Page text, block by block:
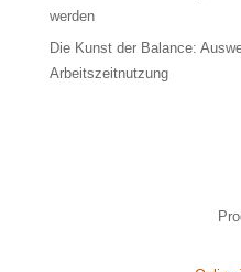
werden
Die Kunst der Balance:
Arbeitszeitnutzung